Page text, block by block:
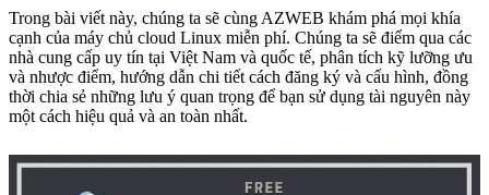
Trong bài viết này, chúng ta sẽ cùng AZWEB khám phá mọi khía
cạnh của máy chủ cloud Linux miễn phí. Chúng ta sẽ điểm qua các
nhà cung cấp uy tín tại Việt Nam và quốc tế, phân tích kỹ lưỡng ưu
và nhược điểm, hướng dẫn chi tiết cách đăng ký và cấu hình, đồng
thời chia sẻ những lưu ý quan trọng để bạn sử dụng tài nguyên này
một cách hiệu quả và an toàn nhất.